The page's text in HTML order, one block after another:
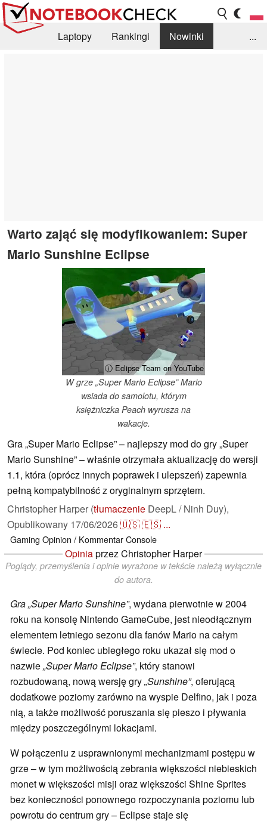
Laptopy Rankingi
Nowinki
...
Warto zająć się modyfikowaniem: Super
Mario Sunshine Eclipse
ⓘ Eclipse Team on YouTube
W grze „Super Mario Eclipse” Mario
wsiada do samolotu, którym
księżniczka Peach wyrusza na
wakacje.
Gra „Super Mario Eclipse” – najlepszy mod do gry „Super
Mario Sunshine” – właśnie otrzymała aktualizację do wersji
1.1, która (oprócz innych poprawek i ulepszeń) zapewnia
pełną kompatybilność z oryginalnym sprzętem.
Christopher Harper (tłumaczenie DeepL / Ninh Duy),
Opublikowany 17/06/2026🇺🇸🇪🇸 ...
Gaming Opinion / KommentarConsole
Opiniaprzez Christopher Harper
Poglądy, przemyślenia i opinie wyrażone w tekście należą wyłącznie
do autora.
Gra „Super Mario Sunshine”, wydana pierwotnie w 2004
roku na konsolę Nintendo GameCube, jest nieodłącznym
elementem letniego sezonu dla fanów Mario na całym
świecie. Pod koniec ubiegłego roku ukazał się mod o
nazwie„Super Mario Eclipse”, który stanowi
rozbudowaną, nową wersję gry„Sunshine”, oferującą
dodatkowe poziomy zarówno na wyspie Delfino, jak i poza
nią, a także możliwość poruszania się pieszo i pływania
między poszczególnymi lokacjami.
W połączeniu z usprawnionymi mechanizmami postępu w
grze – w tym możliwością zebrania większości niebieskich
monet w większości misji oraz większości Shine Sprites
bez konieczności ponownego rozpoczynania poziomu lub
powrotu do centrum gry – Eclipse staje się